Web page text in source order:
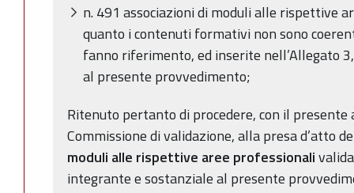
n. 491 associazioni di moduli alle rispettive
quanto i contenuti formativi non sono
fanno riferimento, ed inserite nell’Allegato
al presente provvedimento;
Ritenuto pertanto di procedere, con il
Commissione di validazione, alla presa d’atto
moduli alle rispettive aree professionali
integrante e sostanziale al presente